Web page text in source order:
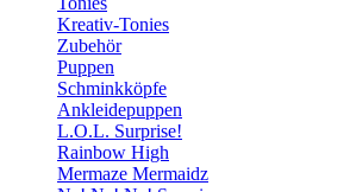
Kreativ-Tonies
Zubehör
Puppen
Schminkköpfe
Ankleidepuppen
L.O.L. Surprise!
Rainbow High
Mermaze Mermaidz